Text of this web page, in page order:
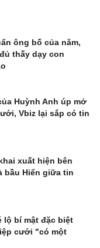
ông bố của năm,
thấy dạy con
Huỳnh Anh úp mở
Vbiz lại sắp có tin
xuất hiện bên
bầu Hiển giữa tin
lộ bí mật đặc biệt
cưới "có một